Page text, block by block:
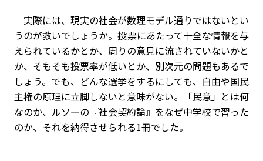
実際には、現実の社会が数理モデル通りではないとい
うのが救いでしょうか。投票にあたって十全な情報を与
えられているかとか、周りの意見に流されていないかと
か、そもそも投票率が低いとか、別次元の問題もあるで
しょう。でも、どんな選挙をするにしても、自由や国民
主権の原理に立脚しないと意味がない。「民意」とは何
なのか、ルソーの『社会契約論』をなぜ中学校で習った
のか、それを納得させられる1冊でした。